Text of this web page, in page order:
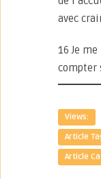
avec
16 Je
compter
Views:
Article
Article